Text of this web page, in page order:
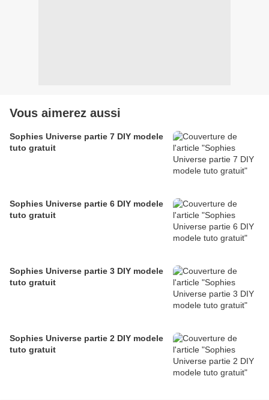
Vous aimerez aussi
Sophies Universe partie 7 DIY modele
tuto gratuit
Sophies Universe partie 6 DIY modele
tuto gratuit
Sophies Universe partie 3 DIY modele
tuto gratuit
Sophies Universe partie 2 DIY modele
tuto gratuit